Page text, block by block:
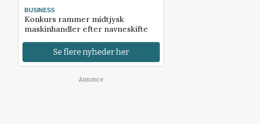
BUSINESS
Konkurs rammer midtjysk
maskinhandler efter navneskifte
Se flere nyheder her
Annonce